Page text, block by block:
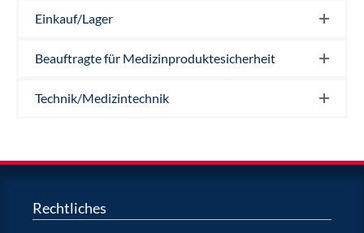
Einkauf/Lager
Beauftragte für Medizinproduktesicherheit
Technik/Medizintechnik
Rechtliches